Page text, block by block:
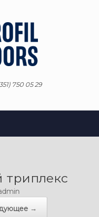
750 05 29
→